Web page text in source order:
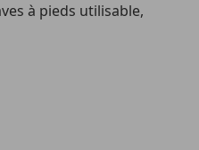
à pieds utilisable,